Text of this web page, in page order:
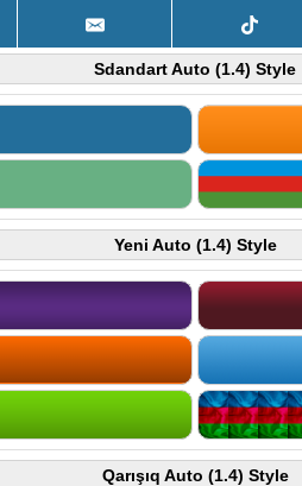
Sdandart Auto (1.4) Style
Yeni Auto (1.4) Style
Qarışıq Auto (1.4) Style